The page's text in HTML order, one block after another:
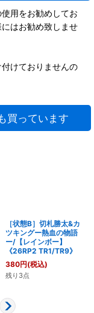
用をお勧めしてお
はお勧め致しませ
けておりませんの
買っています
［状態B］切札勝太&カ
ツキングー熱血の物語
ー/【レインボー】
《26RP2 TR1/TR9》
380円(税込)
残り3点